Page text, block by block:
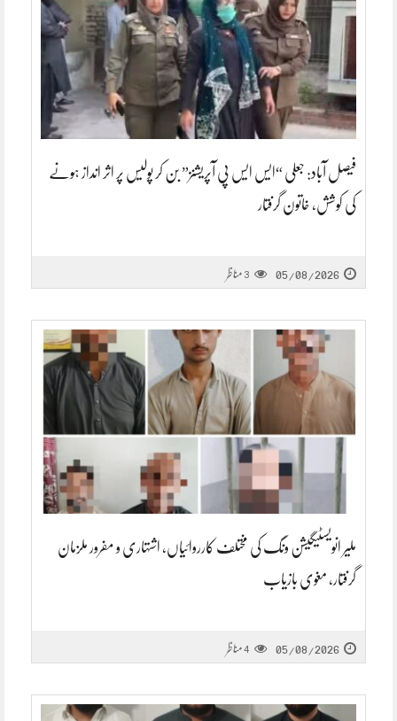
فیصل آباد: جعلی “ایس ایس پی آپریشنز” بن کر پولیس پر اثر انداز ہونے
کی کوشش، خاتون گرفتار
05/08/2026
3 مناظر
ملیر انویسٹیگیشن ونگ کی مختلف کارروائیاں، اشتہاری و مفرور ملزمان
گرفتار، مغوی بازیاب
05/08/2026
4مناظر